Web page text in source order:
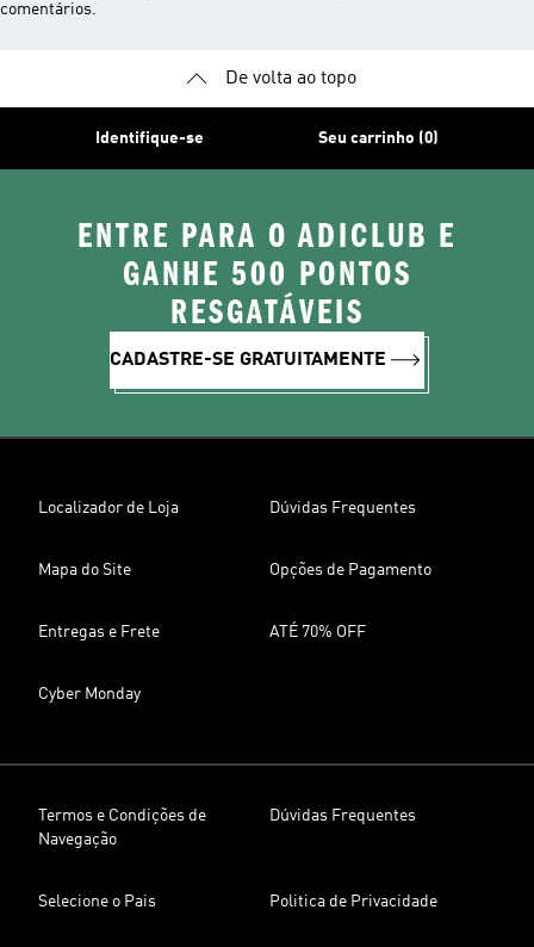
comentários.
De volta ao topo
Identifique-se Seu carrinho (0)
ENTRE PARA O ADICLUB E
GANHE 500 PONTOS
RESGATÁVEIS
CADASTRE-SE GRATUITAMENTE
Localizador de Loja Dúvidas Frequentes
Mapa do Site Opções de Pagamento
Entregas e Frete ATÉ 70% OFF
Cyber Monday
Termos e Condições de
Navegação
Dúvidas Frequentes
Selecione o Pais Politica de Privacidade